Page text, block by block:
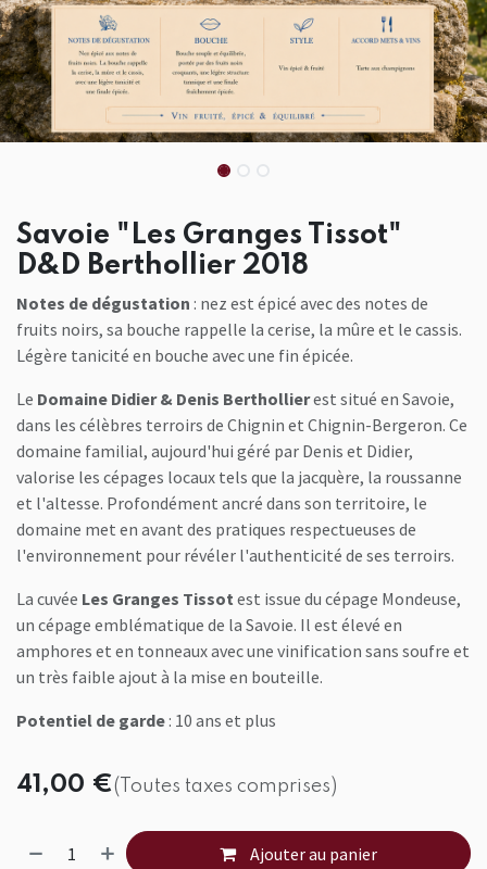
Savoie "Les Granges Tissot"
D&D Berthollier 2018
Notes de dégustation : nez est épicé avec des notes de
fruits noirs, sa bouche rappelle la cerise, la mûre et le cassis.
Légère tanicité en bouche avec une fin épicée.
Le Domaine Didier & Denis Berthollierest situé en Savoie,
dans les célèbres terroirs de Chignin et Chignin-Bergeron. Ce
domaine familial, aujourd'hui géré par Denis et Didier,
valorise les cépages locaux tels que la jacquère, la roussanne
et l'altesse. Profondément ancré dans son territoire, le
domaine met en avant des pratiques respectueuses de
l'environnement pour révéler l'authenticité de ses terroirs.
La cuvée Les Granges Tissot est issue du cépage Mondeuse,
un cépage emblématique de la Savoie. Il est élevé en
amphores et en tonneaux avec une vinification sans soufre et
un très faible ajout à la mise en bouteille.
Potentiel de garde : 10 ans et plus
41,00 €(Toutes taxes comprises)
Ajouter au panier